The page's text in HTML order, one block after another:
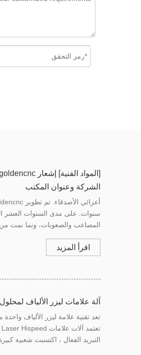
[ المواد الفنية]
الشركة وعنوان المكتب
سنوات. على مدى السنوات العشر
المصاعب والصعوبات، ونما نمت
اقرأ المزيد
آلة علامات ليزر الألياف لمحلول
تعد تقنية علامة ليزر الألياف
التبريد الفعال ، اكتسبت شعبية